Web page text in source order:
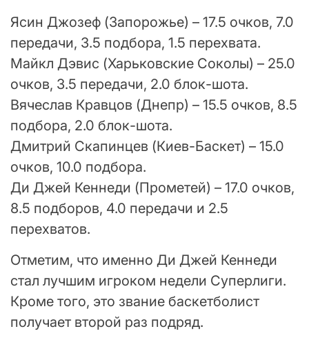
Ясин Джозеф (Запорожье) – 17.5 очков, 7.0
передачи, 3.5 подбора, 1.5 перехвата.
Майкл Дэвис (Харьковские Соколы) – 25.0
очков, 3.5 передачи, 2.0 блок-шота.
Вячеслав Кравцов (Днепр) – 15.5 очков, 8.5
подбора, 2.0 блок-шота.
Дмитрий Скапинцев (Киев-Баскет) – 15.0
очков, 10.0 подбора.
Ди Джей Кеннеди (Прометей) – 17.0 очков,
8.5 подборов, 4.0 передачи и 2.5
перехватов.
Отметим, что именно Ди Джей Кеннеди
стал лучшим игроком недели Суперлиги.
Кроме того, это звание баскетболист
получает второй раз подряд.